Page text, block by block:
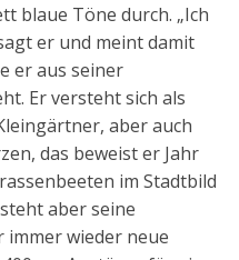
blaue Töne durch. „Ich
er und meint damit
er aus seiner
Er versteht sich als
aber auch
das beweist er Jahr
im Stadtbild
aber seine
immer wieder neue